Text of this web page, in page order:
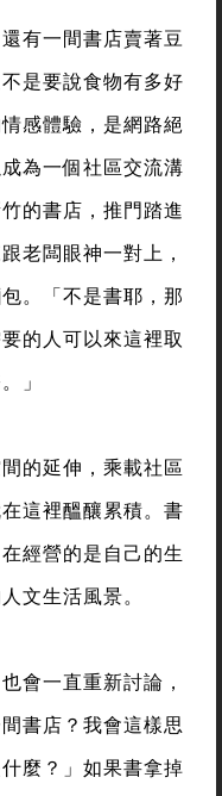
有一間書店賣著豆
是要說食物有多好
感體驗，是網路絕
為一個社區交流溝
的書店，推門踏進
老闆眼神一對上，
。「不是書耶，那
的人可以來這裡取
」
的延伸，乘載社區
這裡醞釀累積。書
經營的是自己的生
文生活風景。
會一直重新討論，
書店？我會這樣思
麼？」如果書拿掉